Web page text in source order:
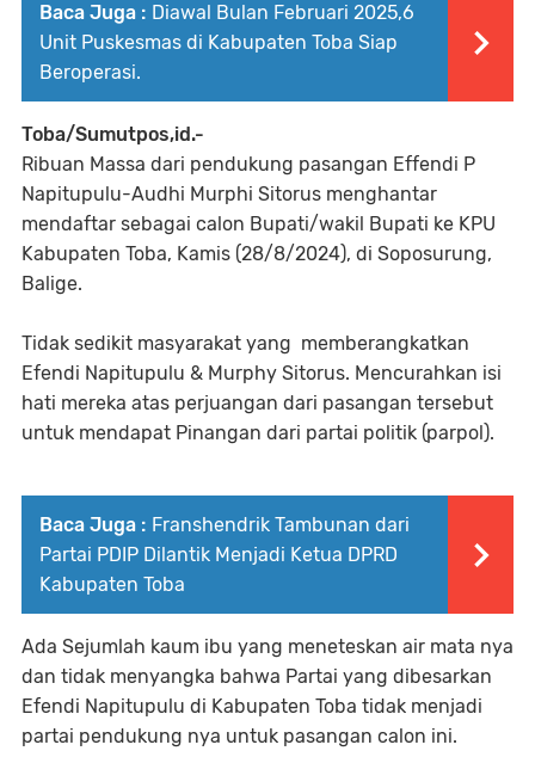
Baca Juga : Diawal Bulan Februari 2025,6
Unit Puskesmas di Kabupaten Toba Siap
Beroperasi.
Toba/Sumutpos,id.-
Ribuan Massa dari pendukung pasangan Effendi P
Napitupulu-Audhi Murphi Sitorus menghantar
mendaftar sebagai calon Bupati/wakil Bupati ke KPU
Kabupaten Toba, Kamis (28/8/2024), di Soposurung,
Balige.
Tidak sedikit masyarakat yang memberangkatkan
Efendi Napitupulu & Murphy Sitorus. Mencurahkan isi
hati mereka atas perjuangan dari pasangan tersebut
untuk mendapat Pinangan dari partai politik (parpol).
Baca Juga : Franshendrik Tambunan dari
Partai PDIP Dilantik Menjadi Ketua DPRD
Kabupaten Toba
Ada Sejumlah kaum ibu yang meneteskan air mata nya
dan tidak menyangka bahwa Partai yang dibesarkan
Efendi Napitupulu di Kabupaten Toba tidak menjadi
partai pendukung nya untuk pasangan calon ini.